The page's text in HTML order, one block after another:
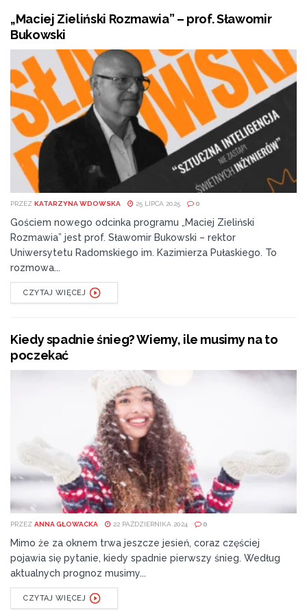
„Maciej Zieliński Rozmawia” – prof. Sławomir
Bukowski
PRZEZ KATARZYNA WDOWSKA 25 LIPCA 2025 0
Gościem nowego odcinka programu „Maciej Zieliński
Rozmawia” jest prof. Sławomir Bukowski – rektor
Uniwersytetu Radomskiego im. Kazimierza Pułaskiego. To
rozmowa...
CZYTAJ WIĘCEJ
Kiedy spadnie śnieg? Wiemy, ile musimy na to
poczekać
PRZEZ ANNA GŁOWACKA 22 PAŹDZIERNIKA 2024 0
Mimo że za oknem trwa jeszcze jesień, coraz częściej
pojawia się pytanie, kiedy spadnie pierwszy śnieg. Według
aktualnych prognoz musimy...
CZYTAJ WIĘCEJ